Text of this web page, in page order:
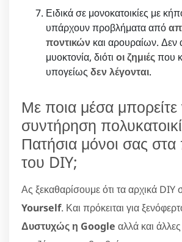
Ειδικά σε μονοκατοικίες με
υπάρχουν προβλήματα από
ποντικών και αρουραίων. Δεν
μυοκτονία, διότι οι ζημιέςπου
υπογείως δεν λέγονται.
Με ποια μέσα μπορείτε
συντήρηση
Πατήσια μόνοι σας στα
του DIY;
Ας ξεκαθαρίσουμε ότι τα αρχικά DIY
Yourself. Και πρόκειται για
Δυστυχώς η Google αλλά και